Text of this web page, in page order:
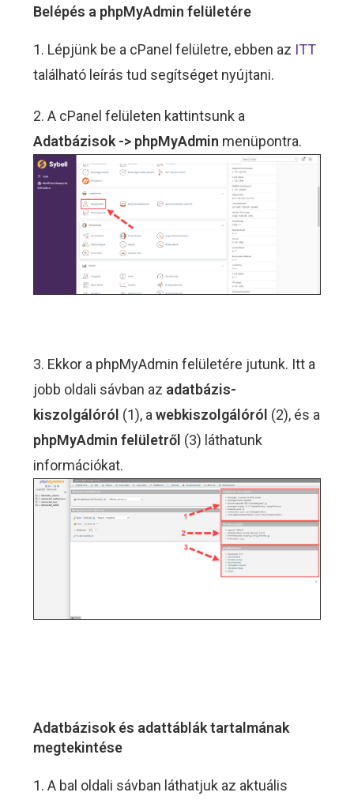
Belépés a phpMyAdmin felületére
1. Lépjünk be a cPanel felületre, ebben az ITT
található leírás tud segítséget nyújtani.
2. A cPanel felületen kattintsunk a
Adatbázisok -> phpMyAdmin menüpontra.
3. Ekkor a phpMyAdmin felületére jutunk. Itt a
jobb oldali sávban az adatbázis-
kiszolgálóról (1), awebkiszolgálóról (2), és a
phpMyAdmin felületről (3) láthatunk
információkat.
Adatbázisok és adattáblák tartalmának
megtekintése
1. A bal oldali sávban láthatjuk az aktuális